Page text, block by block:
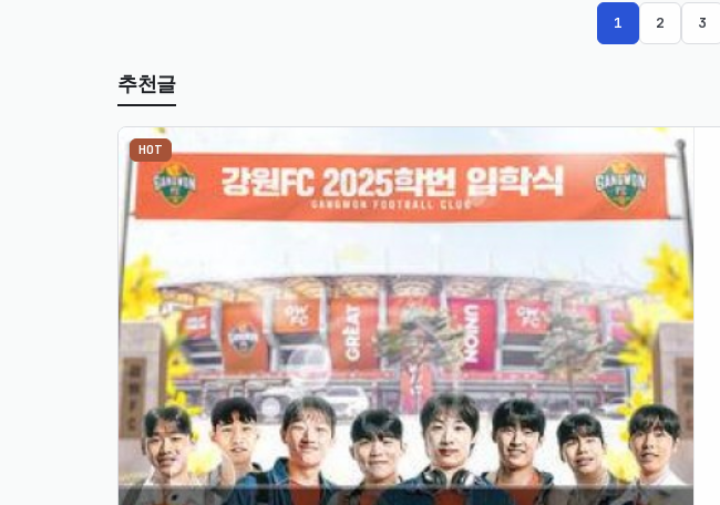
1 2 3
추천글
HOT